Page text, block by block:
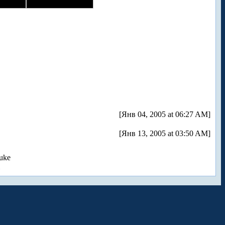
[Янв 04, 2005 at 06:27 AM]
[Янв 13, 2005 at 03:50 AM]